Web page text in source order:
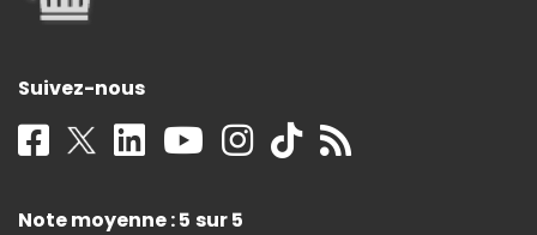
Suivez-nous
Note moyenne : 5 sur 5